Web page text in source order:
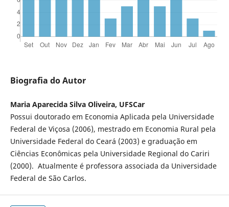
Biografia do Autor
Maria Aparecida Silva Oliveira, UFSCar
Possui doutorado em Economia Aplicada pela Universidade
Federal de Viçosa (2006), mestrado em Economia Rural pela
Universidade Federal do Ceará (2003) e graduação em
Ciências Econômicas pela Universidade Regional do Cariri
(2000). Atualmente é professora associada da Universidade
Federal de São Carlos.